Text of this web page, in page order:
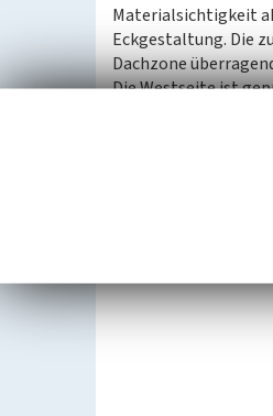
Materialsichtigkeit
Eckgestaltung. Die
Dachzone
Die Westseite ist
aus Ziegeln
nördlihe Rückseite
Die Fassade ist
Giebel. Flankiert
bis zu den
überdachten